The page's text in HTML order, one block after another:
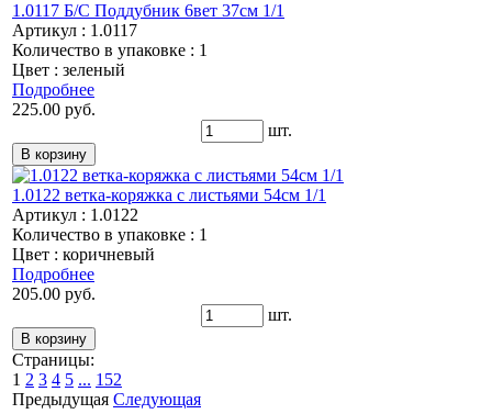
1.0117 Б/С Поддубник 6вет 37см 1/1
Артикул : 1.0117
Количество в упаковке : 1
Цвет : зеленый
Подробнее
225.00 руб.
шт.
1.0122 ветка-коряжка с листьями 54см 1/1
Артикул : 1.0122
Количество в упаковке : 1
Цвет : коричневый
Подробнее
205.00 руб.
шт.
Страницы:
1 2 3 4 5 ... 152
Предыдущая Следующая